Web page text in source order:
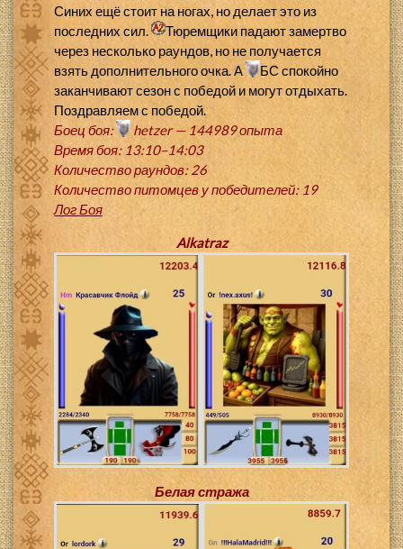
Синих ещё стоит на ногах, но делает это из
последних сил.
Тюремщики падают замертво
через несколько раундов, но не получается
взять дополнительного очка. А
БС спокойно
заканчивают сезон с победой и могут отдыхать.
Поздравляем с победой.
Боец боя:
hetzer — 144989 опыта
Время боя: 13:10–14:03
Количество раундов: 26
Количество питомцев у победителей: 19
Лог Боя
Alkatraz
Белая стража